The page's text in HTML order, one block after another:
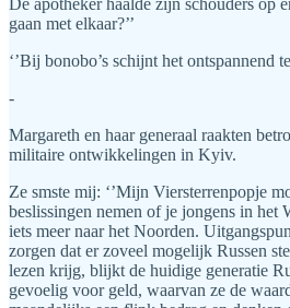
De apotheker haalde zijn schouders op
gaan met elkaar?’’
‘’Bij bonobo’s schijnt het ontspannend
-
Margareth en haar generaal raakten
militaire ontwikkelingen in Kyiv.
Ze smste mij: ‘’Mijn Viersterrenpopje
beslissingen nemen of je jongens in het
iets meer naar het Noorden.
zorgen dat er zoveel mogelijk Russen
lezen krijg, blijkt de huidige generatie
gevoelig voor geld, waarvan ze de